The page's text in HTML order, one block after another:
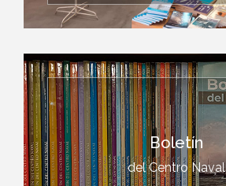
Boletín
del Centro Naval